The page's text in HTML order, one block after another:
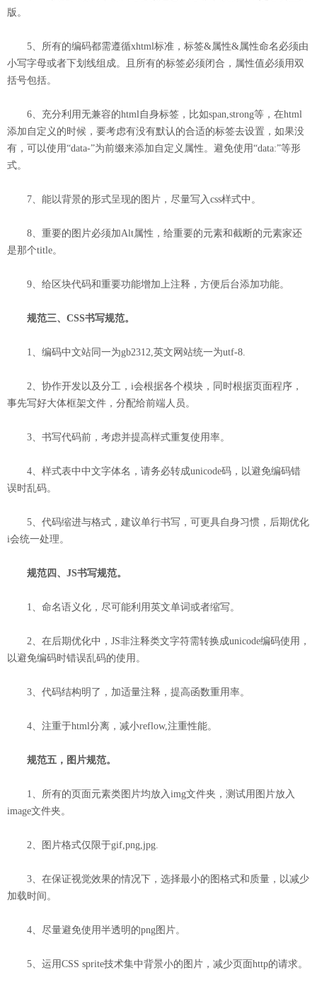
版。
5、所有的编码都需遵循xhtml标准，标签&属性&属性命名必须由
小写字母或者下划线组成。且所有的标签必须闭合，属性值必须用双
括号包括。
6、充分利用无兼容的html自身标签，比如span,strong等，在html
添加自定义的时候，要考虑有没有默认的合适的标签去设置，如果没
有，可以使用“data-”为前缀来添加自定义属性。避免使用“data:”等形
式。
7、能以背景的形式呈现的图片，尽量写入css样式中。
8、重要的图片必须加Alt属性，给重要的元素和截断的元素家还
是那个title。
9、给区块代码和重要功能增加上注释，方便后台添加功能。
规范三、CSS书写规范。
1、编码中文站同一为gb2312,英文网站统一为utf-8.
2、协作开发以及分工，i会根据各个模块，同时根据页面程序，
事先写好大体框架文件，分配给前端人员。
3、书写代码前，考虑并提高样式重复使用率。
4、样式表中中文字体名，请务必转成unicode码，以避免编码错
误时乱码。
5、代码缩进与格式，建议单行书写，可更具自身习惯，后期优化
i会统一处理。
规范四、JS书写规范。
1、命名语义化，尽可能利用英文单词或者缩写。
2、在后期优化中，JS非注释类文字符需转换成unicode编码使用，
以避免编码时错误乱码的使用。
3、代码结构明了，加适量注释，提高函数重用率。
4、注重于html分离，减小reflow,注重性能。
规范五，图片规范。
1、所有的页面元素类图片均放入img文件夹，测试用图片放入
image文件夹。
2、图片格式仅限于gif,png,jpg.
3、在保证视觉效果的情况下，选择最小的图格式和质量，以减少
加载时间。
4、尽量避免使用半透明的png图片。
5、运用CSS sprite技术集中背景小的图片，减少页面http的请求。